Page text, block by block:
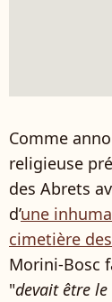
Comme
religieuse
des Abrets
d’une
cimetière
Morini-Bosc
"devait être